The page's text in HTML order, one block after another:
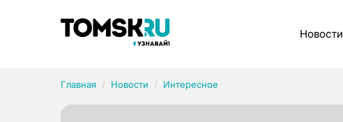
Новости
Главная Новости Интересное
Рубрики